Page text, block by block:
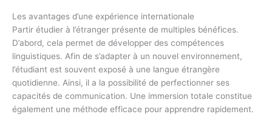
Les avantages d’une expérience internationale
Partir étudier à l’étranger présente de multiples bénéfices.
D’abord, cela permet de développer des compétences
linguistiques. Afin de s’adapter à un nouvel environnement,
l’étudiant est souvent exposé à une langue étrangère
quotidienne. Ainsi, il a la possibilité de perfectionner ses
capacités de communication. Une immersion totale constitue
également une méthode efficace pour apprendre rapidement.